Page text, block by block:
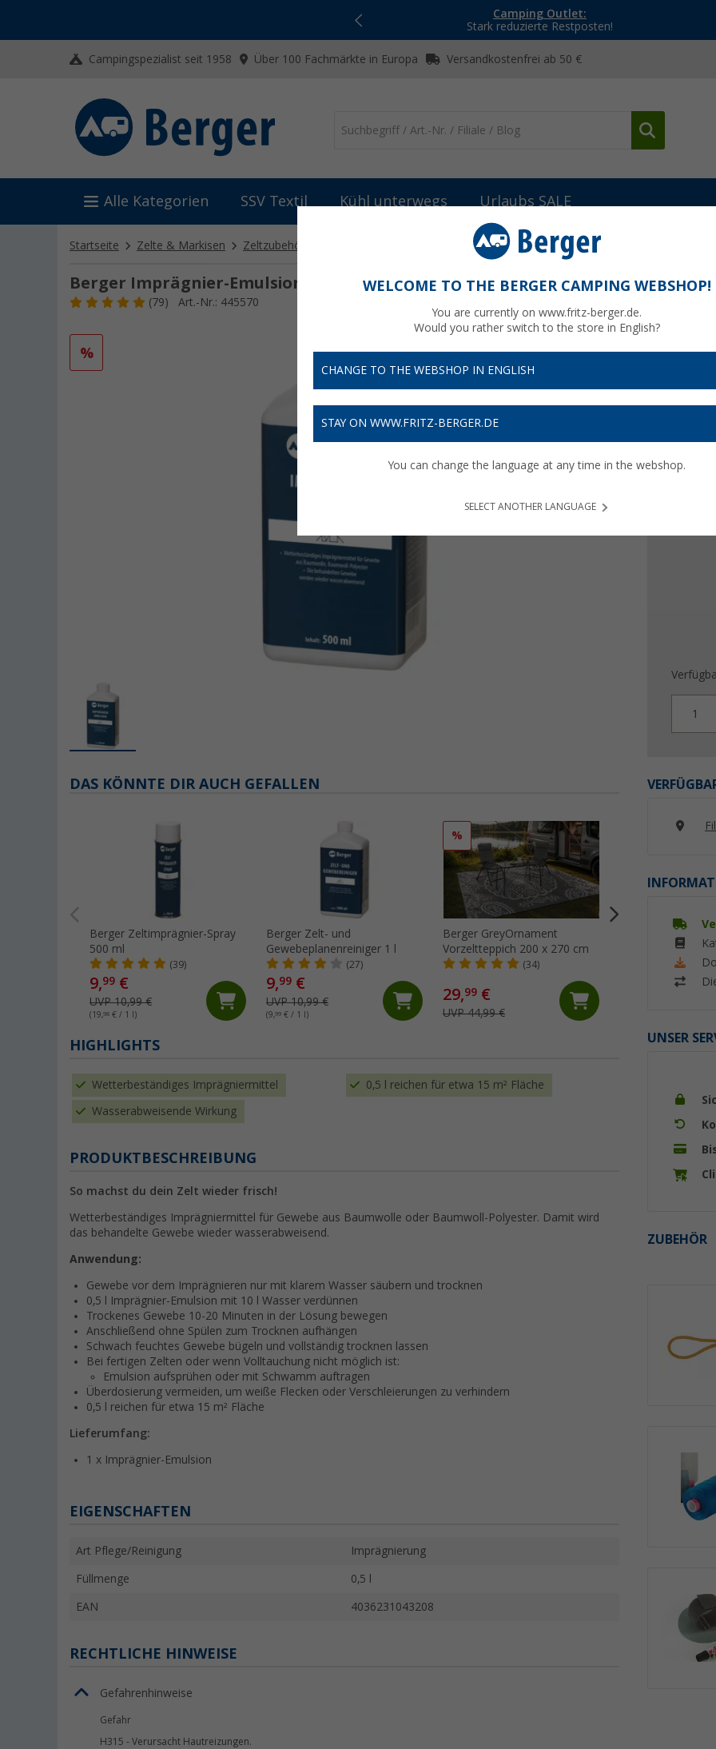
Camping Outlet:
Stark reduzierte Restposten!
Campingspezialist seit 1958 Über 100 Fachmärkte in Europa Versandkostenfrei ab 50 €
Alle Kategorien SSV Textil Kühl unterwegs Urlaubs SALE
Startseite Zelte & Markisen Zeltzubehör Imprägnieren, Reinigen, Pflegen Berger Imprägnier-Emulsion
Berger Imprägnier-Emulsion 0,5 l
(79) Art.-Nr.: 445570
% UVP
15,98€ / l
Preise
Bis zu
1
UNSER
ZUBEHÖR
DAS KÖNNTE DIR AUCH GEFALLEN
Berger Zeltimprägnier-Spray
500 ml
(39)
9,99 €
UVP 10,99 €
(19,98 € / 1 l)
Berger Zelt- und
Gewebeplanenreiniger 1 l
(27)
9,99 €
UVP 10,99 €
(9,99 € / 1 l)
%
Berger GreyOrnament
Vorzeltteppich 200 x 270 cm
(34)
29,99 €
UVP 44,99 €
Berger GreyNature
Vorzeltteppich
(24)
HIGHLIGHTS
Wetterbeständiges Imprägniermittel 0,5 l reichen für etwa 15 m² Fläche
Wasserabweisende Wirkung
PRODUKTBESCHREIBUNG
So machst du dein Zelt wieder frisch!
Wetterbeständiges Imprägniermittel für Gewebe aus Baumwolle oder Baumwoll-Polyester. Damit wird
das behandelte Gewebe wieder wasserabweisend.
Anwendung:
Gewebe vor dem Imprägnieren nur mit klarem Wasser säubern und trocknen
0,5 l Imprägnier-Emulsion mit 10 l Wasser verdünnen
Trockenes Gewebe 10-20 Minuten in der Lösung bewegen
Anschließend ohne Spülen zum Trocknen aufhängen
Schwach feuchtes Gewebe bügeln und vollständig trocknen lassen
Bei fertigen Zelten oder wenn Volltauchung nicht möglich ist:
Emulsion aufsprühen oder mit Schwamm auftragen
Überdosierung vermeiden, um weiße Flecken oder Verschleierungen zu verhindern
0,5 l reichen für etwa 15 m² Fläche
Lieferumfang:
1 x Imprägnier-Emulsion
EIGENSCHAFTEN
Art Pflege/Reinigung Imprägnierung
Füllmenge 0,5 l
EAN 4036231043208
RECHTLICHE HINWEISE
Gefahrenhinweise
Gefahr
H315 - Verursacht Hautreizungen.
WELCOME TO THE BERGER CAMPING WEBSHOP!
You are currently on www.fritz-berger.de.
Would you rather switch to the store in English?
CHANGE TO THE WEBSHOP IN ENGLISH
STAY ON WWW.FRITZ-BERGER.DE
You can change the language at any time in the webshop.
SELECT ANOTHER LANGUAGE